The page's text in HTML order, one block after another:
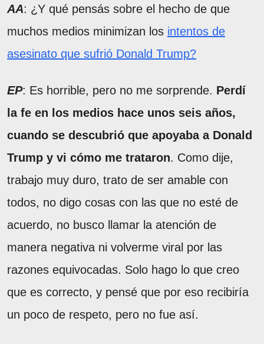
AA: ¿Y qué pensás sobre el hecho de que
muchos medios minimizan los intentos de
asesinato que sufrió Donald Trump?
EP: Es horrible, pero no me sorprende. Perdí
la fe en los medios hace unos seis años,
cuando se descubrió que apoyaba a Donald
Trump y vi cómo me trataron. Como dije,
trabajo muy duro, trato de ser amable con
todos, no digo cosas con las que no esté de
acuerdo, no busco llamar la atención de
manera negativa ni volverme viral por las
razones equivocadas. Solo hago lo que creo
que es correcto, y pensé que por eso recibiría
un poco de respeto, pero no fue así.